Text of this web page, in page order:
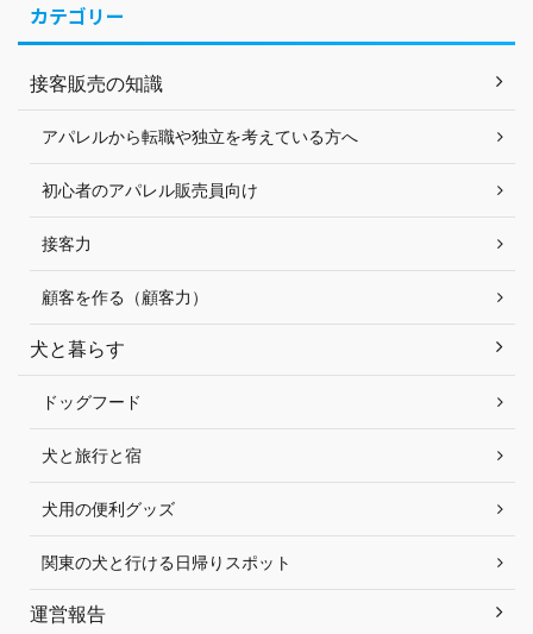
カテゴリー
接客販売の知識
アパレルから転職や独立を考えている方へ
初心者のアパレル販売員向け
接客力
顧客を作る（顧客力）
犬と暮らす
ドッグフード
犬と旅行と宿
犬用の便利グッズ
関東の犬と行ける日帰りスポット
運営報告